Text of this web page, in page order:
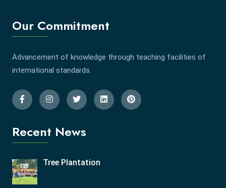
Our Commitment
Advancement of knowledge through teaching facilities of
international standards.
Recent News
Tree Plantation